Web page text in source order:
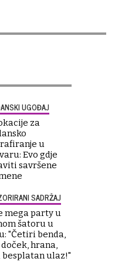
UGOĐAJ
za
u
Evo gdje
savršene
SADRŽAJ
mega party u
šatoru u
"Četiri benda,
hrana,
besplatan ulaz!"